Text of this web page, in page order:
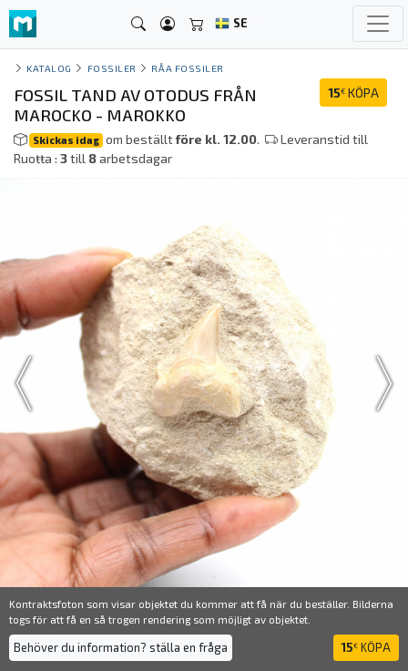
SE
KATALOG FOSSILER RÅA FOSSILER
15€ KÖPA
FOSSIL TAND AV OTODUS FRÅN
MAROCKO - MAROKKO
Skickas idag om beställtföre kl. 12.00.
Leveranstid till
Ruoŧŧa : 3till 8arbetsdagar
Kontraktsfoton som visar objektet du kommer att få när du beställer. Bilderna
togs för att få en så trogen rendering som möjligt av objektet.
Behöver du information? ställa en fråga 15€ KÖPA